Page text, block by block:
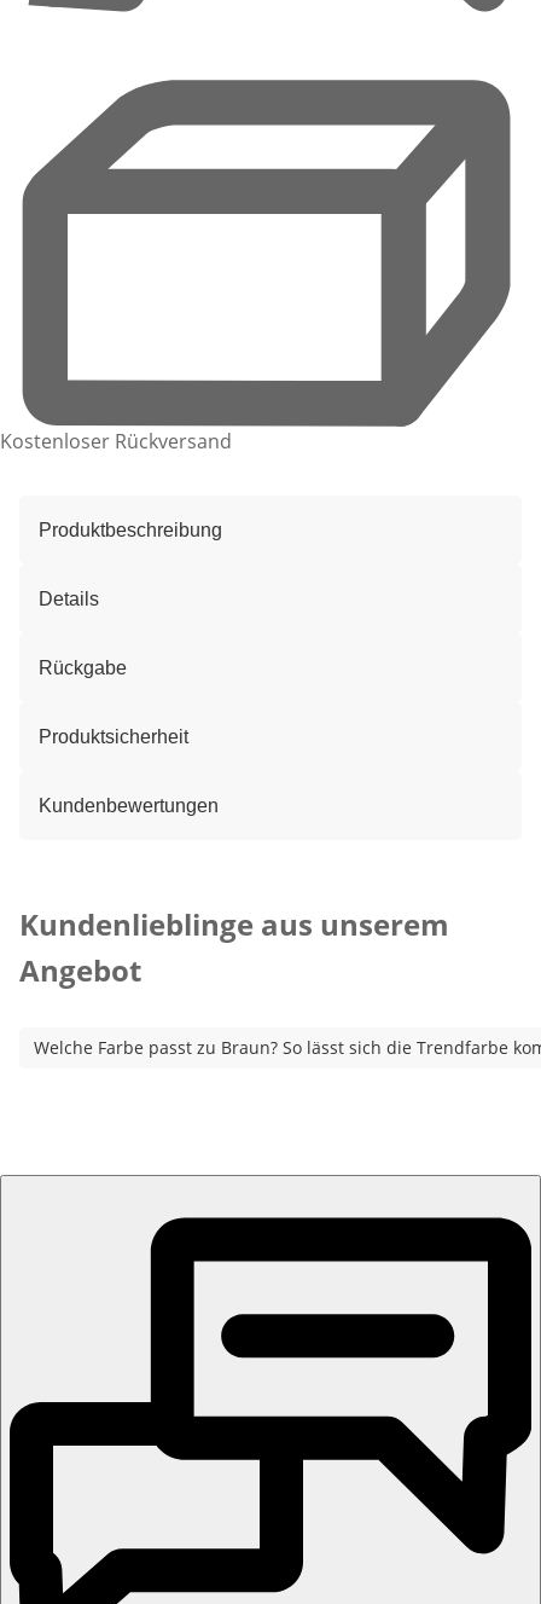
Kostenloser Rückversand
Produktbeschreibung
Details
Rückgabe
Produktsicherheit
Kundenbewertungen
Kundenlieblinge aus unserem
Angebot
Welche Farbe passt zu Braun? So lässt sich die Trendfarbe